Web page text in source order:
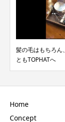
クのこ 絡まって
Home
Concept